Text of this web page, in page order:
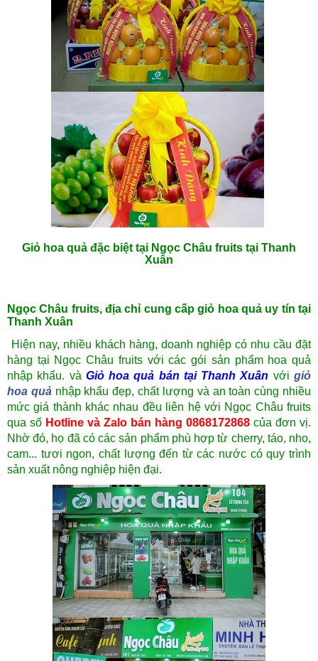
Giỏ hoa quả đặc biệt tại Ngọc Châu fruits tại Thanh
Xuân
Ngọc Châu fruits, địa chỉ cung cấp giỏ hoa quả uy tín tại
Thanh Xuân
Hiện nay, nhiều khách hàng, doanh nghiệp có nhu cầu đặt
hàng tại Ngọc Châu fruits với các gói sản phẩm hoa quả
nhập khẩu. và Giỏ hoa quả bán tại Thanh Xuân với giỏ
hoa quảnhập khẩu đẹp, chất lượng và an toàn cùng nhiều
mức giá thành khác nhau đều liên hệ với Ngọc Châu fruits
qua số Hotline và Zalo bán hàng 0868172868 của đơn vị.
Nhờ đó, họ đã có các sản phẩm phù hợptừ cherry, táo, nho,
cam... tươi ngon, chất lượng đến từ các nước có quy trình
sản xuất nông nghiệp hiện đại.